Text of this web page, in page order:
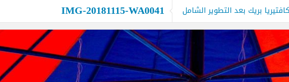
بريك بعد التطوير الشامل IMG-20181115-WA0041